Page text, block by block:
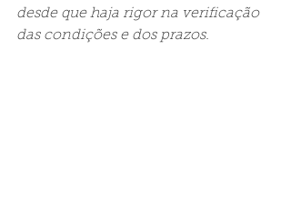
desde que haja rigor na verificação
das condições e dos prazos.